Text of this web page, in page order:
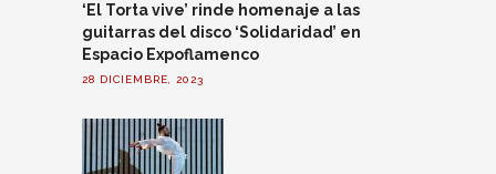
‘El Torta vive’ rinde homenaje a las
guitarras del disco ‘Solidaridad’ en
Espacio Expoflamenco
28 DICIEMBRE, 2023